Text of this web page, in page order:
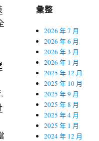
彙整
2026 年 7 月
2026 年 6 月
2026 年 3 月
2026 年 1 月
2025 年 12 月
2025 年 10 月
2025 年 9 月
2025 年 8 月
2025 年 4 月
2025 年 1 月
2024 年 12 月